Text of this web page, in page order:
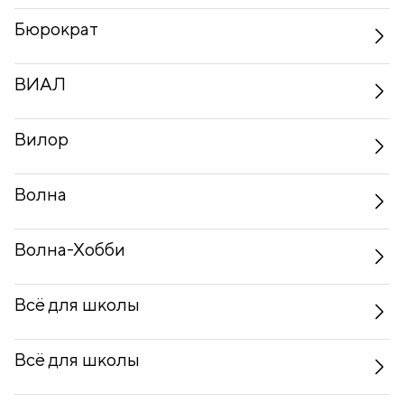
Бюрократ
ВИАЛ
Вилор
Волна
Волна-Хобби
Всё для школы
Всё для школы